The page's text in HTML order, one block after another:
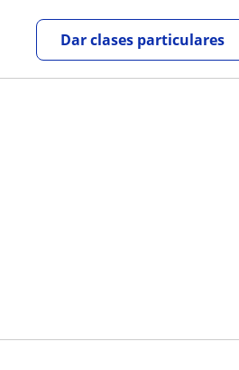
Dar clases particulares